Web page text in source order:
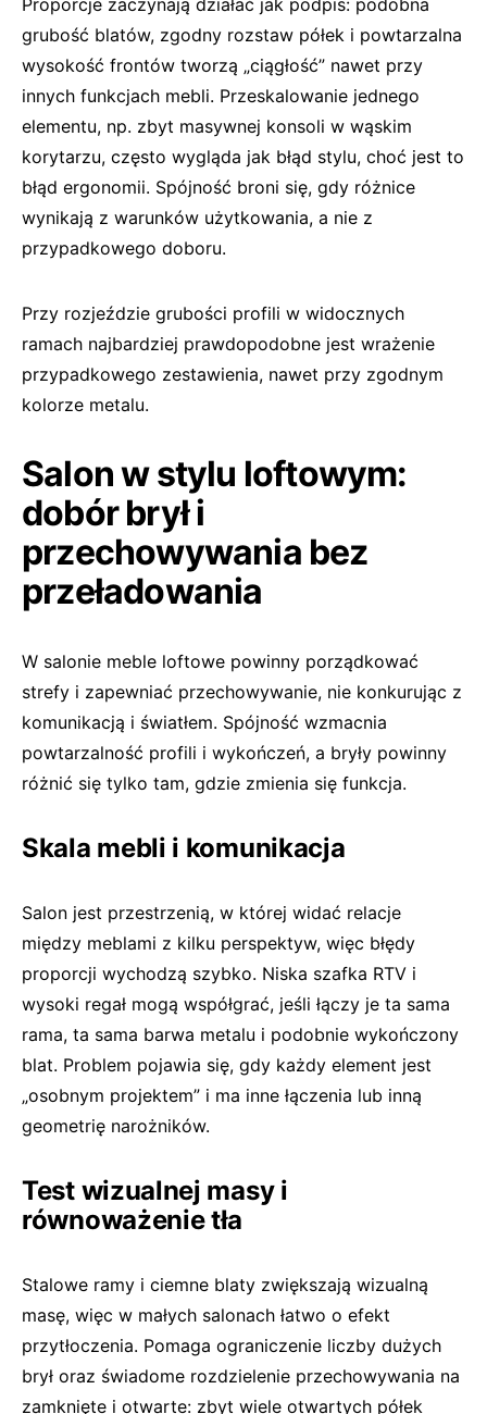
grubość blatów, zgodny rozstaw półek i powtarzalna
wysokość frontów tworzą „ciągłość” nawet przy
innych funkcjach mebli. Przeskalowanie jednego
elementu, np. zbyt masywnej konsoli w wąskim
korytarzu, często wygląda jak błąd stylu, choć jest to
błąd ergonomii. Spójność broni się, gdy różnice
wynikają z warunków użytkowania, a nie z
przypadkowego doboru.
Przy rozjeździe grubości profili w widocznych
ramach najbardziej prawdopodobne jest wrażenie
przypadkowego zestawienia, nawet przy zgodnym
kolorze metalu.
Salon w stylu loftowym:
dobór brył i
przechowywania bez
przeładowania
W salonie meble loftowe powinny porządkować
strefy i zapewniać przechowywanie, nie konkurując z
komunikacją i światłem. Spójność wzmacnia
powtarzalność profili i wykończeń, a bryły powinny
różnić się tylko tam, gdzie zmienia się funkcja.
Skala mebli i komunikacja
Salon jest przestrzenią, w której widać relacje
między meblami z kilku perspektyw, więc błędy
proporcji wychodzą szybko. Niska szafka RTV i
wysoki regał mogą współgrać, jeśli łączy je ta sama
rama, ta sama barwa metalu i podobnie wykończony
blat. Problem pojawia się, gdy każdy element jest
„osobnym projektem” i ma inne łączenia lub inną
geometrię narożników.
Test wizualnej masy i
równoważenie tła
Stalowe ramy i ciemne blaty zwiększają wizualną
masę, więc w małych salonach łatwo o efekt
przytłoczenia. Pomaga ograniczenie liczby dużych
brył oraz świadome rozdzielenie przechowywania na
zamknięte i otwarte: zbyt wiele otwartych półek